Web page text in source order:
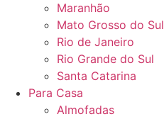
Maranhão
Mato Grosso do Sul
Rio de Janeiro
Rio Grande do Sul
Santa Catarina
Para Casa
Almofadas